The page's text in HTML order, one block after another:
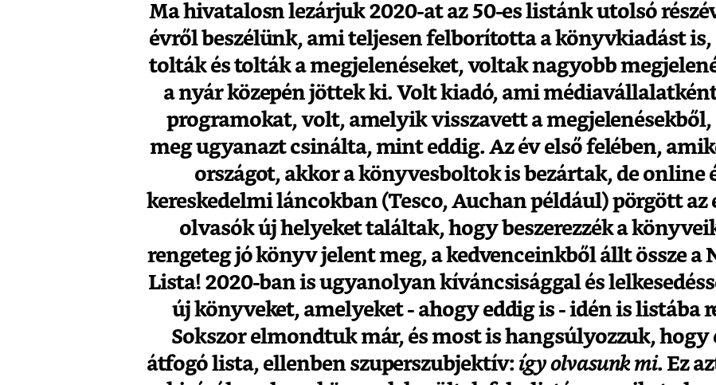
Ma hivatalosn lezárjuk 2020-at az 50-es listánk utolsó
évről beszélünk, ami teljesen felborította a könyvkiadást is,
tolták és tolták a megjelenéseket, voltak nagyobb
a nyár közepén jöttek ki. Volt kiadó, ami
programokat, volt, amelyik visszavett a
meg ugyanazt csinálta, mint eddig. Az év első felében,
országot, akkor a könyvesboltok is bezártak, de online
kereskedelmi láncokban (Tesco, Auchan például) pörgött az
olvasók új helyeket találtak, hogy beszerezzék a
rengeteg jó könyv jelent meg, a kedvenceinkből állt össze a
Lista! 2020-ban is ugyanolyan kíváncsisággal és
új könyveket, amelyeket - ahogy eddig is - idén is listába
Sokszor elmondtuk már, és most is hangsúlyozzuk, hogy
átfogó lista, ellenben szuperszubjektív: így olvasunk mi. Ez